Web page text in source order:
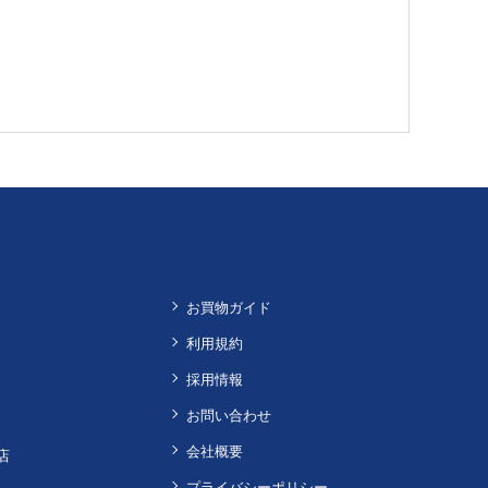
お買物ガイド
利用規約
採用情報
お問い合わせ
会社概要